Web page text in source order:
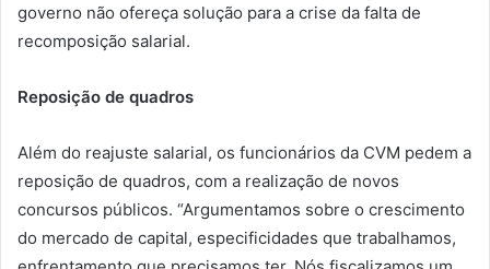
governo não ofereça solução para a crise da falta de
recomposição salarial.
Reposição de quadros
Além do reajuste salarial, os funcionários da CVM pedem a
reposição de quadros, com a realização de novos
concursos públicos. “Argumentamos sobre o crescimento
do mercado de capital, especificidades que trabalhamos,